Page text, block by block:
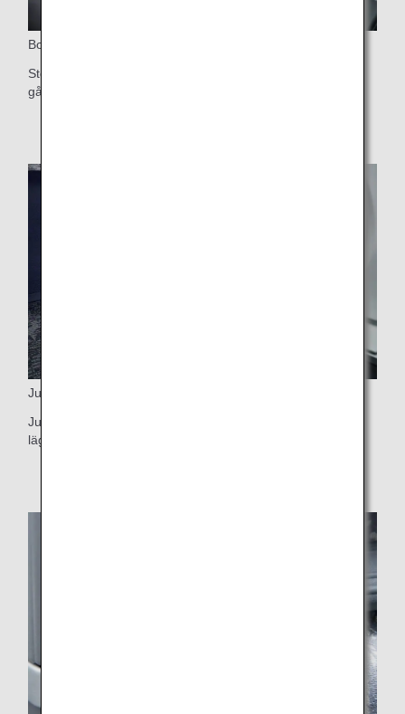
Bord
Stort bord som kan vridas 90 grader för enkel åtkomst till
gången
Justerbar personlig belysning
Justerbar personlig belysning och nackstöd justerbart i 6
lägen